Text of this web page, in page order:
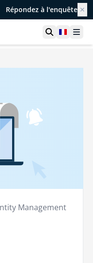
Répondez à l'enquête ✕
Ouvrir la
France
Management